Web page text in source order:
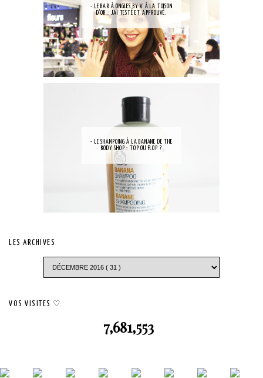
- LE BAR À ONGLES BY V À LA TOISON
D'OR : J'AI TESTÉ ET APPROUVÉ.
- LE SHAMPOING À LA BANANE DE THE
BODY SHOP : TOP OU FLOP ?
LES ARCHIVES
VOS VISITES ♡
7,681,553